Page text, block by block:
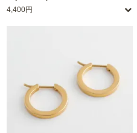
4,400円